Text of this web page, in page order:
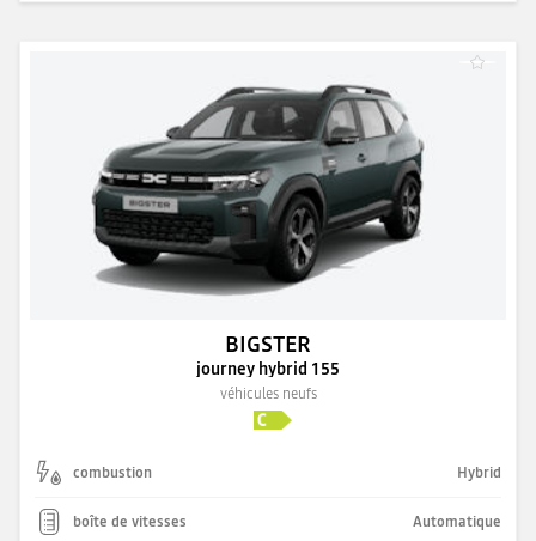
BIGSTER
journey hybrid 155
véhicules neufs
combustion Hybrid
boîte de vitesses Automatique